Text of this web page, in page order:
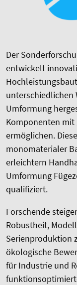
Der
entwickelt
unterschiedlichen
Umformung
Komponenten mit
ermöglichen.
monomaterialer
erleichtern
Umformung
qualifiziert.
Forschende
Robustheit,
Serienproduktion
ökologische
für Industrie und